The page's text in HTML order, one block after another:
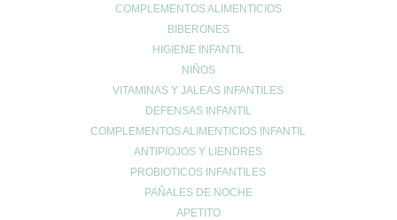
COMPLEMENTOS ALIMENTICIOS
BIBERONES
HIGIENE INFANTIL
NIÑOS
VITAMINAS Y JALEAS INFANTILES
DEFENSAS INFANTIL
COMPLEMENTOS ALIMENTICIOS INFANTIL
ANTIPIOJOS Y LIENDRES
PROBIOTICOS INFANTILES
PAÑALES DE NOCHE
APETITO
Cuidado Cardiovascular